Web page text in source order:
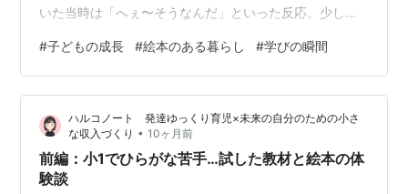
いた当時は「へぇ〜そうなんだ」といった反応。少し難
る良いきっかけになればと考えていました。 それからし
ばらく経ったある日、別の絵本を一緒に読んでいたとき
のこと。その本の中にも、草を食べる動物や、それを食
べる肉食動物など、食べ物のつながりが描かれていまし
た。何気なく私は娘に聞いてみました。 「この絵本のこ
こに書いてあること、なんていうか分かる？」 …
#子どもの成長 #絵本のある暮らし #学びの瞬間
ハルコノート 発達ゆっくり育児×未来の自分のための小さ
な収入づくり • 10ヶ月前
前編：小1でひらがな苦手…試した教材と絵本の体
験談